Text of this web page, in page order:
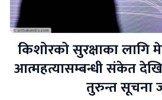
किशोरको सुरक्षाका लागि
आत्महत्यासम्बन्धी संकेत
तुरुन्त सूचना